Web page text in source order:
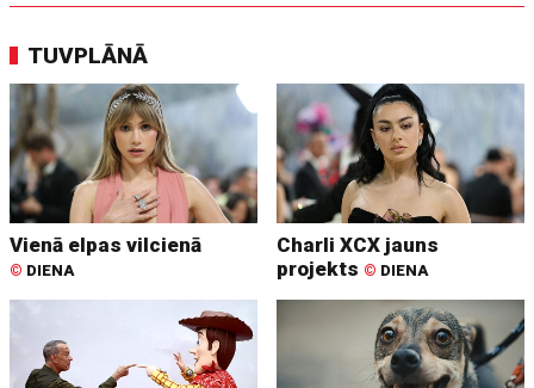
TUVPLĀNĀ
Vienā elpas vilcienā
© DIENA
Charli XCX jauns
projekts © DIENA